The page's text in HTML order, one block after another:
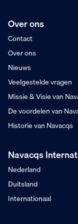
Over ons
Contact
Over ons
Nieuws
Veelgestelde vragen
Missie & Visie van
De voordelen van
Historie van Navacqs
Navacqs
Nederland
Duitsland
Internationaal